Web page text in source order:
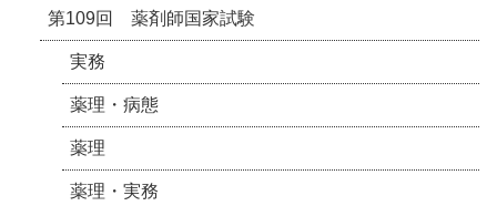
第109回 薬剤師国家試験
実務
薬理・病態
薬理
薬理・実務